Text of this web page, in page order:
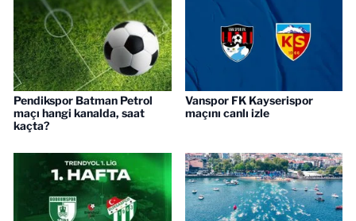
Pendikspor Batman Petrol
maçı hangi kanalda, saat
kaçta?
Vanspor FK Kayserispor
maçını canlı izle